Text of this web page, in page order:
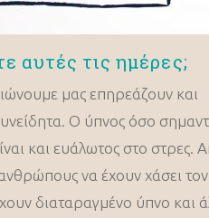
αυτές τις ημέρες;
μας επηρεάζουν και
Ο ύπνος όσο
και ευάλωτος στο στρες.
να έχουν χάσει
διαταραγμένο ύπνο και